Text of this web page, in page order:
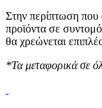
Στην περίπτωση που
προϊόντα σε
θα χρεώνεται
*Τα μεταφορικά σε